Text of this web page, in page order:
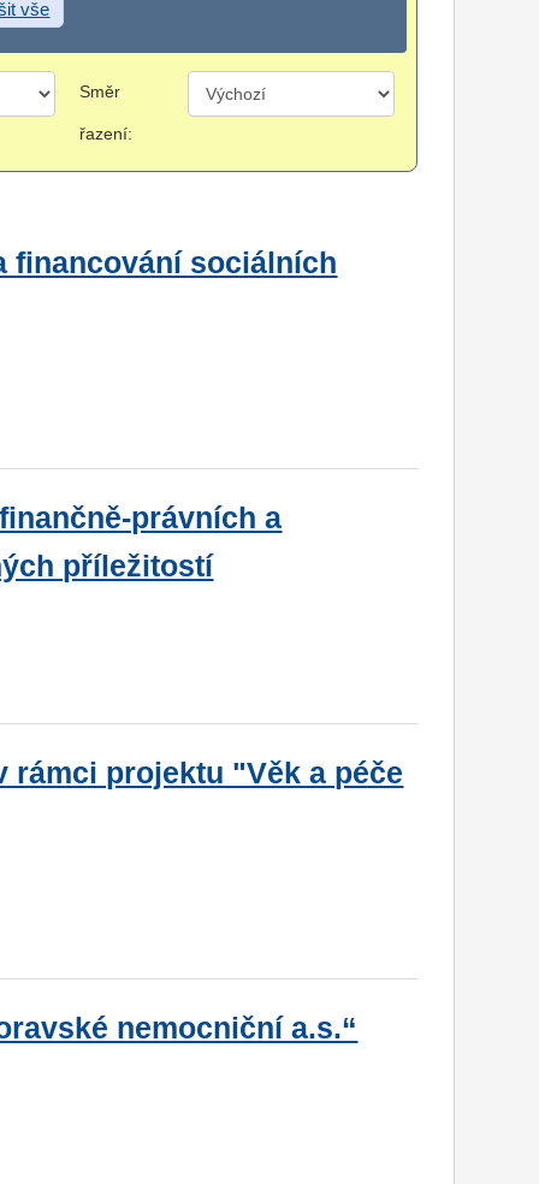
vše
Směr
řazení:
financování sociálních
právních a
příležitostí
projektu "Věk a péče
nemocniční a.s.“